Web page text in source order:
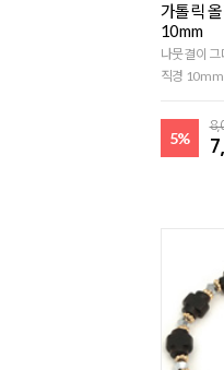
가톨릭
10mm
나뭇결이
직경
5%